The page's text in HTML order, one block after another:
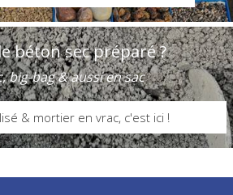
béton sec préparé ?
big-bag & aussi en sac
& mortier en vrac, c'est ici !